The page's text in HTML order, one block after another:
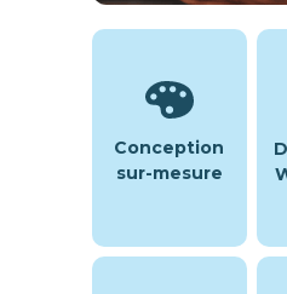
Conception
sur-mesure